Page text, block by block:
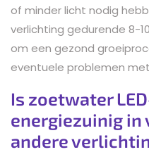
of minder licht nodig
verlichting gedurende 8-
om een gezond
eventuele problemen
Is zoetwater
energiezuinig
andere